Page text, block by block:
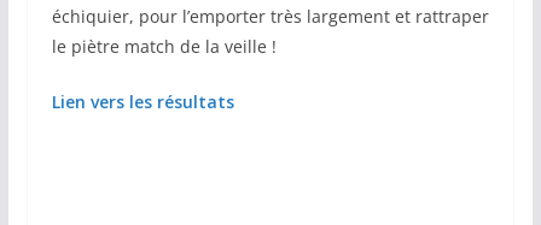
échiquier, pour l’emporter très largement et rattraper
le piètre match de la veille !
Lien vers les résultats